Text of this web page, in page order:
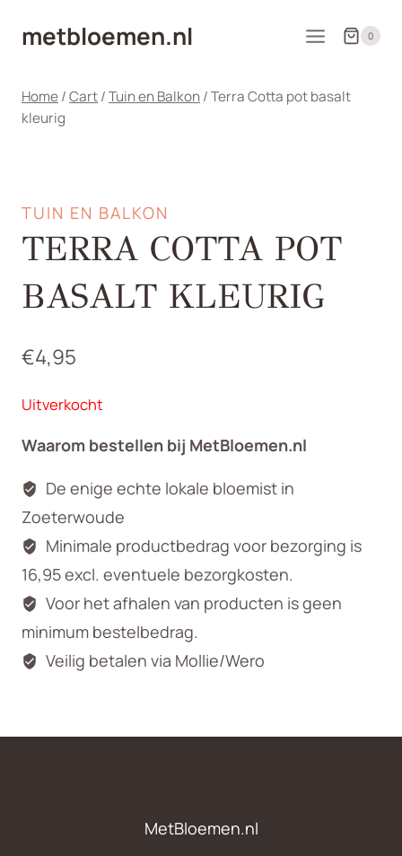
naarmetbloemen.nl 0
Home/Cart/Tuin en Balkon/Terra Cotta pot basalt
kleurig
TUIN EN BALKON
TERRA COTTA POT
BASALT KLEURIG
€4,95
Uitverkocht
Waarom bestellen bij MetBloemen.nl
De enige echte lokale bloemist in
Zoeterwoude
Minimale productbedrag voor bezorging is
16,95 excl. eventuele bezorgkosten.
Voor het afhalen van producten is geen
minimum bestelbedrag.
Veilig betalen via Mollie/Wero
MetBloemen.nl